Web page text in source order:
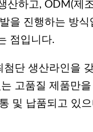
산하고, ODM(제
을 진행하는 방식
점입니다.
단 생산라인을
고품질 제품만
및 납품되고 있으